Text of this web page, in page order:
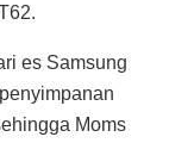
es Samsung
Moms